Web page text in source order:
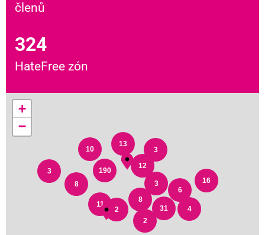
členů
324
HateFree zón
3
2
16
2
6
4
8
31
3
3
13
12
10
8
11
190
+
−